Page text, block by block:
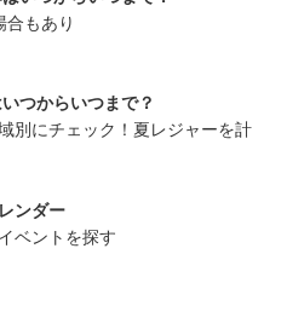
もあり
つからいつまで？
別にチェック！夏レジャーを計
ンダー
ベントを探す